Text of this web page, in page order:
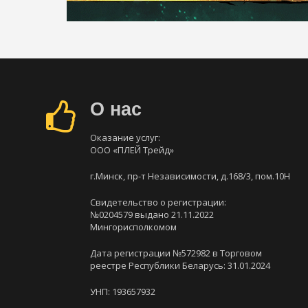
О нас
Оказание услуг:
ООО «ПЛЕЙ Трейд»
г.Минск, пр-т Независимости, д.168/3, пом.10Н
Свидетельство о регистрации:
№0204579 выдано 21.11.2022
Мингорисполкомом
Дата регистрации №572982 в Торговом
реестре Республики Беларусь: 31.01.2024
УНП: 193657932